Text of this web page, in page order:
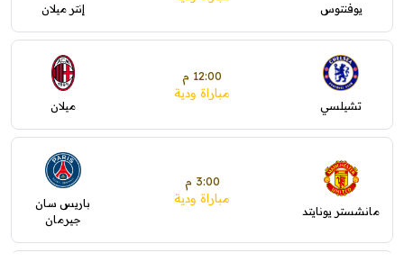
يوفنتوس إنتر ميلان
تشيلسي
12:00 م
مباراة ودية
ميلان
مانشستر يونايتد
3:00 م
مباراة ودية
باريس سان
جيرمان